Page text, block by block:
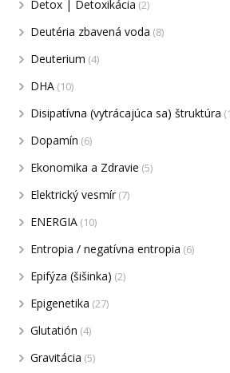
Detox | Detoxikácia (2)
Deutéria zbavená voda (8)
Deuterium (4)
DHA (10)
Disipatívna (vytrácajúca sa) štruktúra
Dopamín (6)
Ekonomika a Zdravie (5)
Elektrický vesmír (7)
ENERGIA (10)
Entropia / negatívna entropia (6)
Epifýza (šišinka) (2)
Epigenetika (27)
Glutatión (4)
Gravitácia (5)